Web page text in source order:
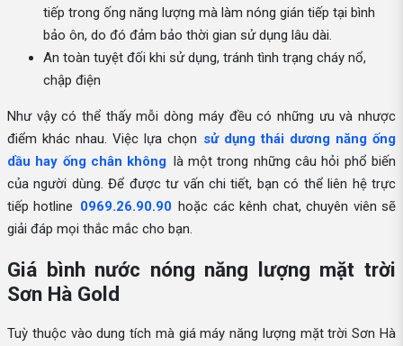
tiếp trong ống năng lượng mà làm nóng gián tiếp tại bình
bảo ôn, do đó đảm bảo thời gian sử dụng lâu dài.
An toàn tuyệt đối khi sử dụng, tránh tình trạng cháy nổ,
chập điện
Như vậy có thể thấy mỗi dòng máy đều có những ưu và nhược
điểm khác nhau. Việc lựa chọn sử dụng thái dương năng ống
dầu hay ống chân không là một trong những câu hỏi phổ biến
của người dùng. Để được tư vấn chi tiết, bạn có thể liên hệ trực
tiếp hotline 0969.26.90.90 hoặc các kênh chat, chuyên viên sẽ
giải đáp mọi thắc mắc cho bạn.
Giá bình nước nóng năng lượng mặt trời
Sơn Hà Gold
Tuỳ thuộc vào dung tích mà giá máy năng lượng mặt trời Sơn Hà